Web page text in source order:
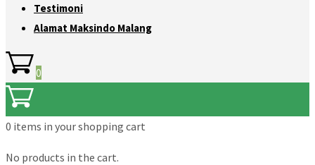
Testimoni
Alamat Maksindo Malang
0
0 items in your shopping cart
No products in the cart.